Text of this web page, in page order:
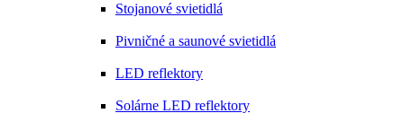
Stojanové svietidlá
Pivničné a saunové svietidlá
LED reflektory
Solárne LED reflektory